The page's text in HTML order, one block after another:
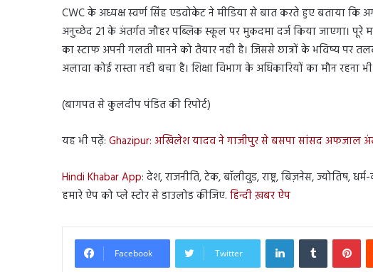
CWC के अध्यक्ष स्वर्ण सिंह एडवोकेट ने मीडिया से बात करते हुए बताया कि
अनुच्छेद 21 के अंतर्गत जौहर पब्लिक स्कूल पर मुकदमा दर्ज किया जाएगा। पूरे
का स्टाफ अपनी गलती मानने को तैयार नही है। जिससे छात्रों के भविष्य पर
अलावा कोई रास्ता नही बचा है। शिक्षा विभाग के अधिकारियों का मौन
(बागपत से कुलदीप पंडित की रिपोर्ट)
यह भी पढ़ें: Ghazipur: अखिलेश यादव ने गाजीपुर से बसपा सांसद अफजाल
Hindi Khabar App: देश, राजनीति, टेक, बॉलीवुड, राष्ट्र, बिज़नेस,
हमारे ऐप को प्ले स्टोर से डाउलोड कीजिए. हिन्दी ख़बर ऐप
Facebook Twitter
LinkedInTumblr